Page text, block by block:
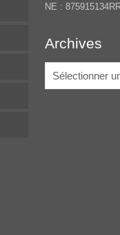
NE :
Archives